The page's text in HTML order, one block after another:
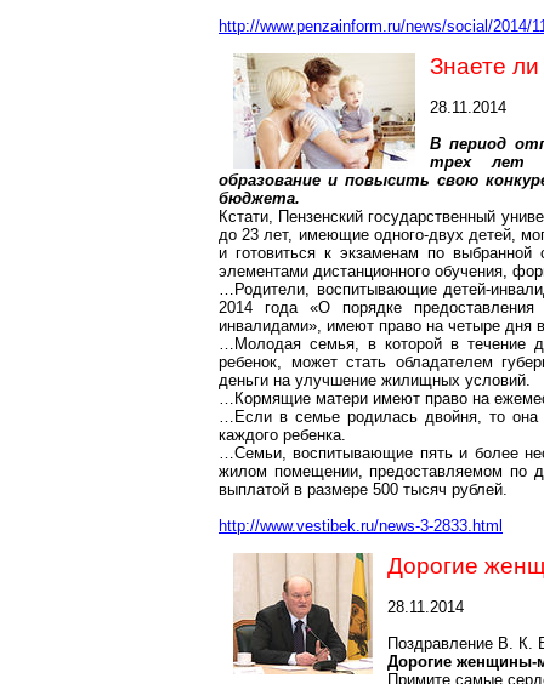
http://www.penzainform.ru/news/social/2014/
Знаете
28.11.2014
В период
трех лет
образование и повысить свою
бюджета.
Кстати, Пензенский государственный
до 23 лет, имеющие одного-двух детей,
и готовиться к экзаменам по
элементами дистанционного обучения,
…Родители, воспитывающие детей-
2014 года «О порядке
инвалидами», имеют право на четыре дня
…Молодая семья, в которой в течение
ребенок, может стать обладателем
деньги на улучшение жилищных условий.
…Кормящие матери имеют право на
…Если в семье родилась двойня, то она
каждого ребенка.
…Семьи, воспитывающие пять и более
жилом помещении, предоставляемом по
выплатой в размере 500 тысяч рублей.
http://www.vestibek.ru/news-3-2833.html
Дорогие
28.11.2014
Поздравление В. К.
Дорогие женщины-
Примите самые